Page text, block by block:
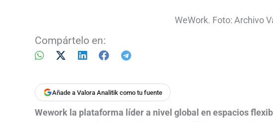
WeWork. Foto: Archivo
Compártelo en:
Añade a Valora Analitik como tu fuente
Wework la plataforma líder a nivel global en espacios